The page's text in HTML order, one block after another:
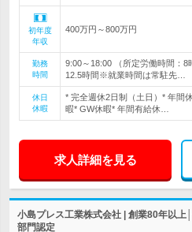
初年度
年収
400万円～800万円
勤務
時間
9:00～18:00 （所定労働時間：8
12.5時間※就業時間は常駐先…
休日
休暇
* 完全週休2日制（土日）* 年間
暇* GW休暇* 年間有給休…
求人詳細を見る
小島プレス工業株式会社 | 創業80年以
部門認定